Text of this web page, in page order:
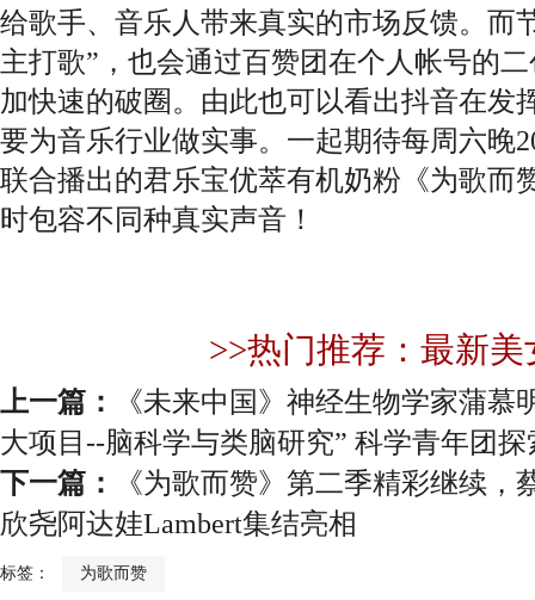
给歌手、音乐人带来真实的市场反馈。而
主打歌”，也会通过百赞团在个人帐号的
加快速的破圈。由此也可以看出抖音在发
要为音乐行业做实事。一起期待每周六晚
联合播出的君乐宝优萃有机奶粉《为歌而
时包容不同种真实声音！
>>热门推荐：最新美
上一篇：
《未来中国》神经生物学家蒲慕
大项目--脑科学与类脑研究” 科学青年团探
下一篇：
《为歌而赞》第二季精彩继续
欣尧阿达娃Lambert集结亮相
标签： 为歌而赞